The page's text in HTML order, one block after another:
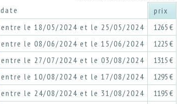
date
prix
entre le 18/05/2024 et le 25/05/2024
1265 €
entre le 08/06/2024 et le 15/06/2024
1225 €
entre le 27/07/2024 et le 03/08/2024
1315 €
entre le 10/08/2024 et le 17/08/2024
1295 €
entre le 24/08/2024 et le 31/08/2024
1195 €